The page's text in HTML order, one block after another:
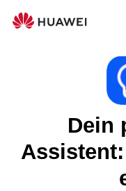
Assistant
Dein